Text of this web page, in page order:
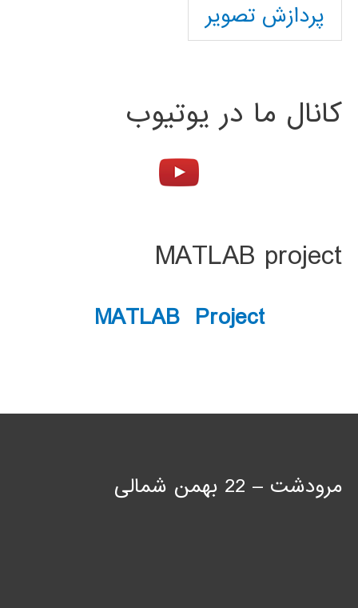
پردازش تصویر
کانال ما در یوتیوب
MATLAB project
MATLAB Project
مرودشت – 22 بهمن شمالی